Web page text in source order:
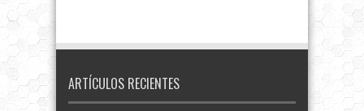
ARTÍCULOS RECIENTES